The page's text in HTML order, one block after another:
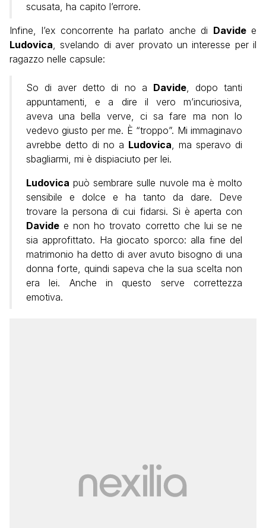
scusata, ha capito l’errore.
Infine, l’ex concorrente ha parlato anche di Davidee
Ludovica, svelando di aver provato un interesse per il
ragazzo nelle capsule:
So di aver detto di no a Davide, dopo tanti
appuntamenti, e a dire il vero m’incuriosiva,
aveva una bella verve, ci sa fare ma non lo
vedevo giusto per me. È “troppo”. Mi immaginavo
avrebbe detto di no a Ludovica, ma speravo di
sbagliarmi, mi è dispiaciuto per lei.
Ludovica può sembrare sulle nuvole ma è molto
sensibile e dolce e ha tanto da dare. Deve
trovare la persona di cui fidarsi. Si è aperta con
Davide e non ho trovato corretto che lui se ne
sia approfittato. Ha giocato sporco: alla fine del
matrimonio ha detto di aver avuto bisogno di una
donna forte, quindi sapeva che la sua scelta non
era lei. Anche in questo serve correttezza
emotiva.